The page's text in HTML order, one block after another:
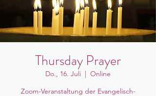
Thursday Prayer
Do., 16. Juli
  |
Online
Zoom-Veranstaltung der Evangelisch-